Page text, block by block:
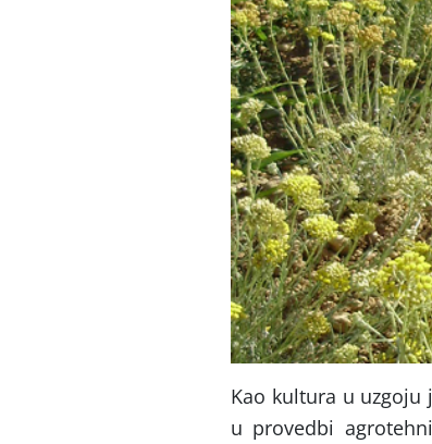
Kao kultura u uzgoju
u provedbi